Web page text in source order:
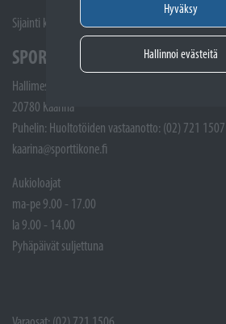
Hyväksy
Hallinnoi evästeitä
Sijainti kartalla
SPORTTIKONE KAARINA
Hallimestarinkatu 4
20780 Kaarina
Puhelin: Huoltotöiden vastaanotto: (02) 721 1507
kaarina@sporttikone.fi
Aukioloajat
ma-pe 9.00 - 17.00
la 9.00 - 14.00
Pyhäpäivät suljettuna